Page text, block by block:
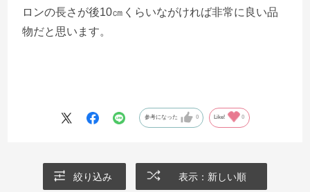
ロンの長さが後10㎝くらいながければ非常に良い品
物だと思います。
参考になった 0 Like! 0
絞り込み 表示：新しい順